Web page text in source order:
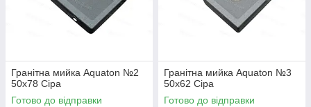
Гранітна мийка Aquaton №2
50х78 Сіра
Готово до відправки
Гранітна мийка Aquaton №3
50х62 Сіра
Готово до відправки